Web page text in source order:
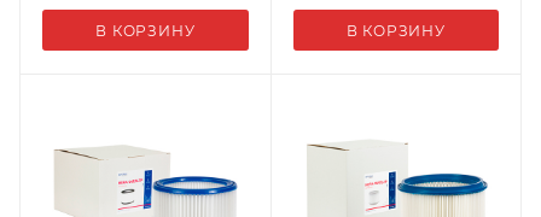
В КОРЗИНУ В КОРЗИНУ